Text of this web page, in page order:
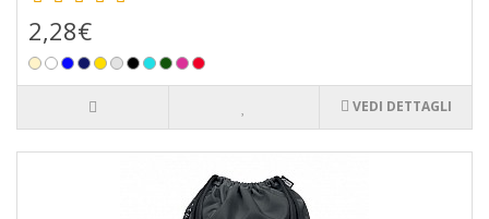
2,28€
VEDI DETTAGLI